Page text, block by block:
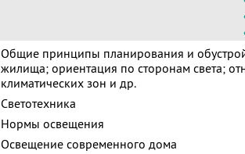
Общие принципы планирования и
жилища; ориентация по сторонам света;
климатических зон и др.
Светотехника
Нормы освещения
Освещение современного дома